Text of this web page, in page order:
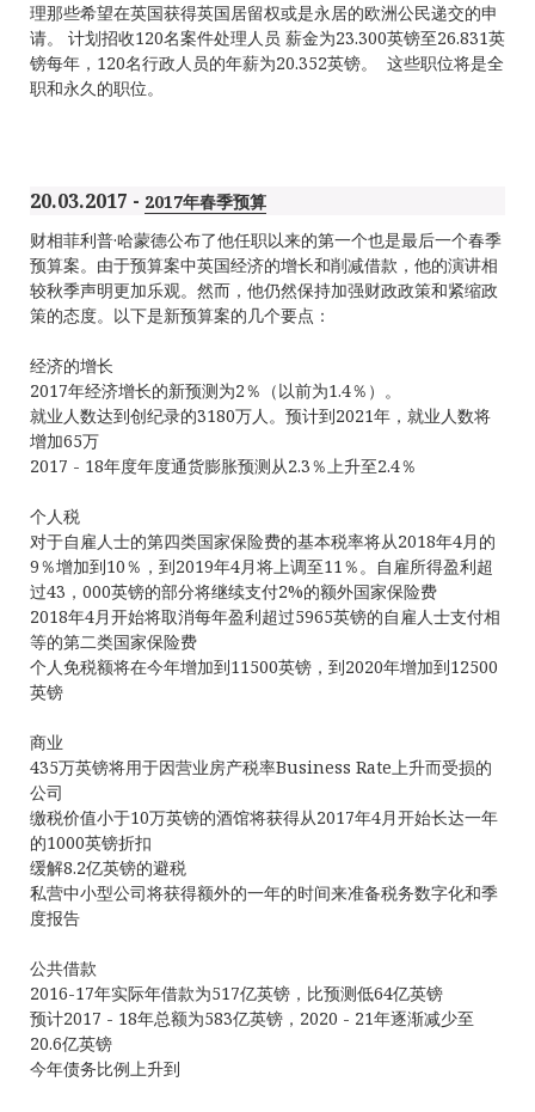
理那些希望在英国获得英国居留权或是永居的欧洲公民递交的申
请。 计划招收120名案件处理人员 薪金为23.300英镑至26.831英
镑每年，120名行政人员的年薪为20.352英镑。 这些职位将是全
职和永久的职位。
20.03.2017 - 2017年春季预算
财相菲利普·哈蒙德公布了他任职以来的第一个也是最后一个春季
预算案。由于预算案中英国经济的增长和削减借款，他的演讲相
较秋季声明更加乐观。然而，他仍然保持加强财政政策和紧缩政
策的态度。以下是新预算案的几个要点：
经济的增长
2017年经济增长的新预测为2％（以前为1.4％）。
就业人数达到创纪录的3180万人。预计到2021年，就业人数将
增加65万
2017 - 18年度年度通货膨胀预测从2.3％上升至2.4％
个人税
对于自雇人士的第四类国家保险费的基本税率将从2018年4月的
9％增加到10％，到2019年4月将上调至11％。自雇所得盈利超
过43，000英镑的部分将继续支付2%的额外国家保险费
2018年4月开始将取消每年盈利超过5965英镑的自雇人士支付相
等的第二类国家保险费
个人免税额将在今年增加到11500英镑，到2020年增加到12500
英镑
商业
435万英镑将用于因营业房产税率Business Rate上升而受损的
公司
缴税价值小于10万英镑的酒馆将获得从2017年4月开始长达一年
的1000英镑折扣
缓解8.2亿英镑的避税
私营中小型公司将获得额外的一年的时间来准备税务数字化和季
度报告
公共借款
2016-17年实际年借款为517亿英镑，比预测低64亿英镑
预计2017 - 18年总额为583亿英镑，2020 - 21年逐渐减少至
20.6亿英镑
今年债务比例上升到